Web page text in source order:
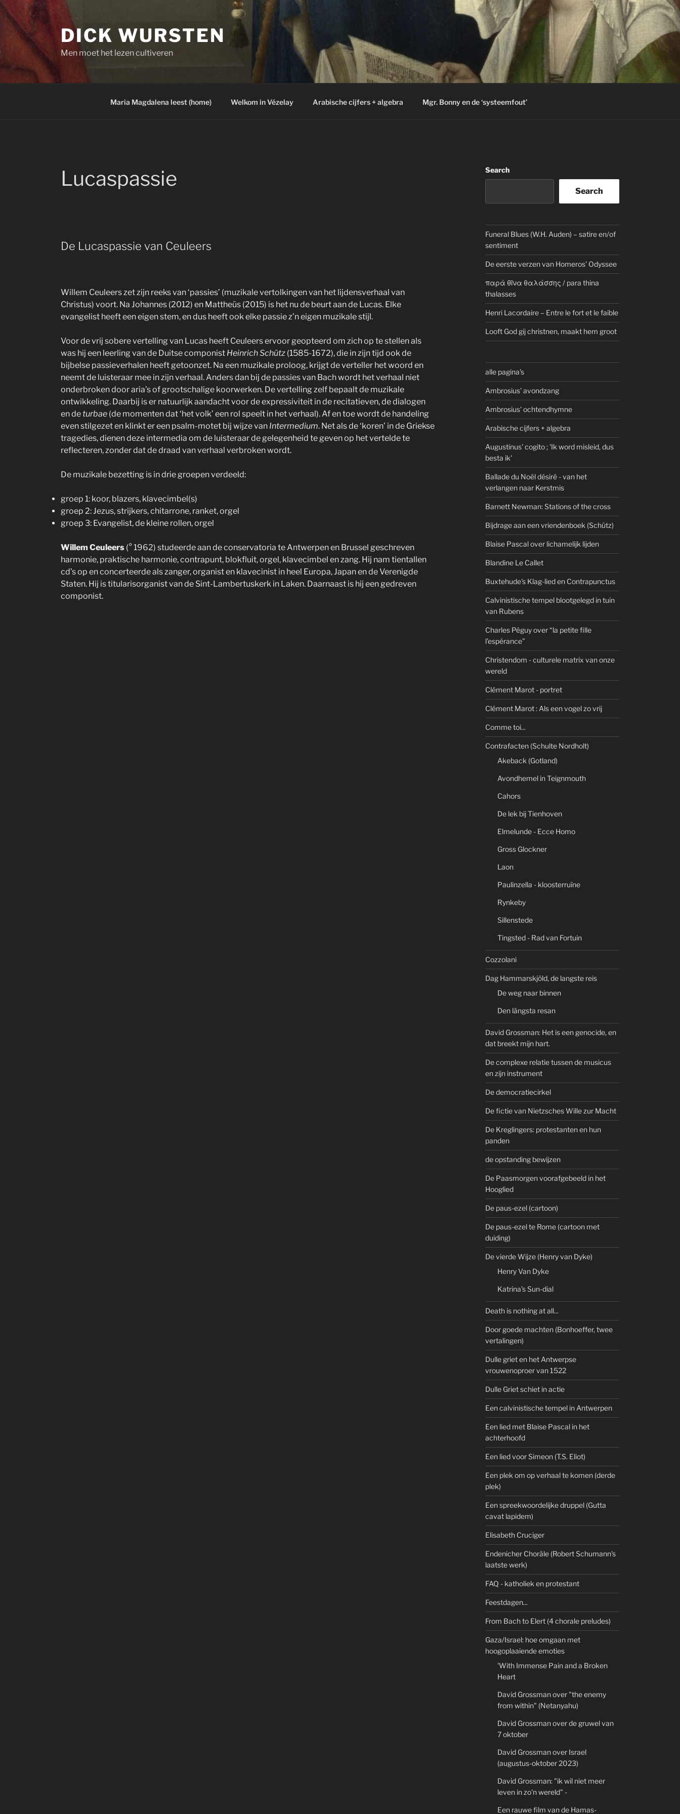
Skip
to
content
DICK WURSTEN
Men moet het lezen cultiveren
Maria Magdalena leest (home) Welkom in Vézelay Arabische cijfers + algebra Mgr. Bonny en de ‘systeemfout’
Lucaspassie
De Lucaspassie van Ceuleers
Willem Ceuleers zet zijn reeks van ‘passies’ (muzikale vertolkingen van het lijdensverhaal van
Christus) voort. Na Johannes (2012) en Mattheüs (2015) is het nu de beurt aan de Lucas. Elke
evangelist heeft een eigen stem, en dus heeft ook elke passie z’n eigen muzikale stijl.
Voor de vrij sobere vertelling van Lucas heeft Ceuleers ervoor geopteerd om zich op te stellen als
was hij een leerling van de Duitse componist Heinrich Schütz (1585-1672), die in zijn tijd ook de
bijbelse passieverhalen heeft getoonzet. Na een muzikale proloog, krijgt de verteller het woord en
neemt de luisteraar mee in zijn verhaal. Anders dan bij de passies van Bach wordt het verhaal niet
onderbroken door aria’s of grootschalige koorwerken. De vertelling zelf bepaalt de muzikale
ontwikkeling. Daarbij is er natuurlijk aandacht voor de expressiviteit in de recitatieven, de dialogen
en de turbae (de momenten dat ‘het volk’ een rol speelt in het verhaal). Af en toe wordt de handeling
even stilgezet en klinkt er een psalm-motet bij wijze van Intermedium. Net als de ‘koren’ in de Griekse
tragedies, dienen deze intermedia om de luisteraar de gelegenheid te geven op het vertelde te
reflecteren, zonder dat de draad van verhaal verbroken wordt.
De muzikale bezetting is in drie groepen verdeeld:
groep 1: koor, blazers, klavecimbel(s)
groep 2: Jezus, strijkers, chitarrone, ranket, orgel
groep 3: Evangelist, de kleine rollen, orgel
Willem Ceuleers (° 1962) studeerde aan de conservatoria te Antwerpen en Brussel geschreven
harmonie, praktische harmonie, contrapunt, blokfluit, orgel, klavecimbel en zang. Hij nam tientallen
cd’s op en concerteerde als zanger, organist en klavecinist in heel Europa, Japan en de Verenigde
Staten. Hij is titularisorganist van de Sint-Lambertuskerk in Laken. Daarnaast is hij een gedreven
componist.
Search
Search
Funeral Blues (W.H. Auden) – satire en/of
sentiment
De eerste verzen van Homeros’ Odyssee
παρὰ θῖνα θαλάσσης / para thina
thalasses
Henri Lacordaire – Entre le fort et le faible
Looft God gij christnen, maakt hem groot
alle pagina's
Ambrosius' avondzang
Ambrosius' ochtendhymne
Arabische cijfers + algebra
Augustinus' cogito ; 'Ik word misleid, dus
besta ik'
Ballade du Noël désiré - van het
verlangen naar Kerstmis
Barnett Newman: Stations of the cross
Bijdrage aan een vriendenboek (Schütz)
Blaise Pascal over lichamelijk lijden
Blandine Le Callet
Buxtehude's Klag-lied en Contrapunctus
Calvinistische tempel blootgelegd in tuin
van Rubens
Charles Péguy over “la petite fille
l’espérance”
Christendom - culturele matrix van onze
wereld
Clément Marot - portret
Clément Marot : Als een vogel zo vrij
Comme toi...
Contrafacten (Schulte Nordholt)
Akeback (Gotland)
Avondhemel in Teignmouth
Cahors
De lek bij Tienhoven
Elmelunde - Ecce Homo
Gross Glockner
Laon
Paulinzella - kloosterruïne
Rynkeby
Sillenstede
Tingsted - Rad van Fortuin
Cozzolani
Dag Hammarskjöld, de langste reis
De weg naar binnen
Den längsta resan
David Grossman: Het is een genocide, en
dat breekt mijn hart.
De complexe relatie tussen de musicus
en zijn instrument
De democratiecirkel
De fictie van Nietzsches Wille zur Macht
De Kreglingers: protestanten en hun
panden
de opstanding bewijzen
De Paasmorgen voorafgebeeld in het
Hooglied
De paus-ezel (cartoon)
De paus-ezel te Rome (cartoon met
duiding)
De vierde Wijze (Henry van Dyke)
Henry Van Dyke
Katrina's Sun-dial
Death is nothing at all...
Door goede machten (Bonhoeffer, twee
vertalingen)
Dulle griet en het Antwerpse
vrouwenoproer van 1522
Dulle Griet schiet in actie
Een calvinistische tempel in Antwerpen
Een lied met Blaise Pascal in het
achterhoofd
Een lied voor Simeon (T.S. Eliot)
Een plek om op verhaal te komen (derde
plek)
Een spreekwoordelijke druppel (Gutta
cavat lapidem)
Elisabeth Cruciger
Endenicher Choräle (Robert Schumann's
laatste werk)
FAQ - katholiek en protestant
Feestdagen...
From Bach to Elert (4 chorale preludes)
Gaza/Israel: hoe omgaan met
hoogoplaaiende emoties
'With Immense Pain and a Broken
Heart
David Grossman over "the enemy
from within" (Netanyahu)
David Grossman over de gruwel van
7 oktober
David Grossman over Israel
(augustus-oktober 2023)
David Grossman: "ik wil niet meer
leven in zo'n wereld" -
Een rauwe film van de Hamas-